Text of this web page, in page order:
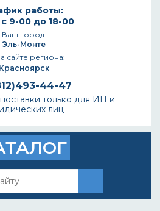
работы:
с 9-00 до 18-00
Ваш город:
Эль-Монте
сайте региона:
Красноярск
44-47
только для ИП и
лиц